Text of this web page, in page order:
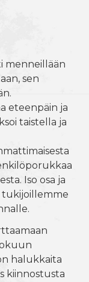
menneillään
sen
eteenpäin ja
taistella ja
Iso osa ja
tukijoillemme
halukkaita
kiinnostusta